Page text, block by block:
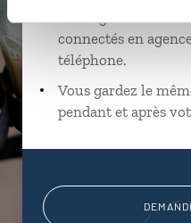
connectés en
téléphone.
Vous gardez le
pendant et après